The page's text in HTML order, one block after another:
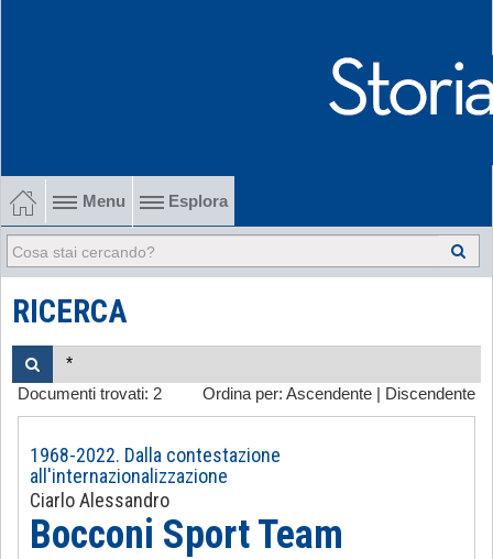
Menu Esplora
1902-1915 Gli esordi
1915-1945 Tra le due guerre
1945-1968 Dalla liberazione al '68
1968-2022 Dalla contestazione all'internazionalizzazione
-
RICERCA
Ordina per: Ascendente Discendente
Documenti trovati: 2
1968-2022. Dalla contestazione
all'internazionalizzazione
Ciarlo Alessandro
Bocconi Sport Team